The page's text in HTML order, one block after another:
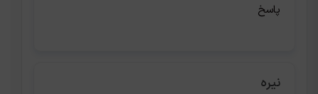
پاسخ
نیره